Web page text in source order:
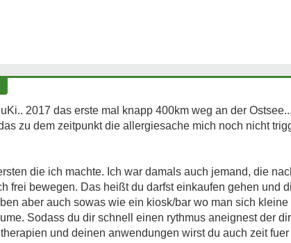
2017 das erste mal knapp 400km weg an der
zu dem zeitpunkt die allergiesache mich noch nicht
die ich machte. Ich war damals auch jemand, die
frei bewegen. Das heißt du darfst einkaufen gehen und
aber auch sowas wie ein kiosk/bar wo man sich
Sodass du dir schnell einen rythmus aneignest der
und deinen anwendungen wirst du auch zeit